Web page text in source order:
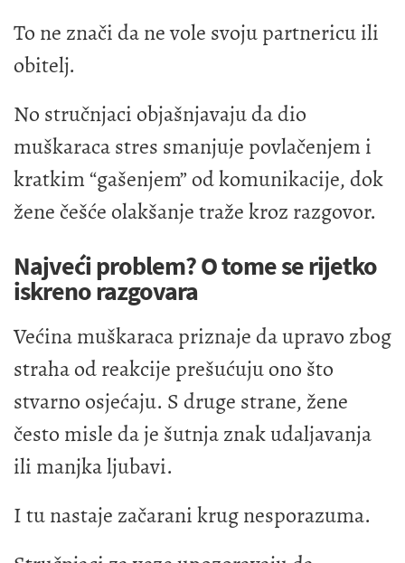
To ne znači da ne vole svoju partnericu ili
obitelj.
No stručnjaci objašnjavaju da dio
muškaraca stres smanjuje povlačenjem i
kratkim “gašenjem” od komunikacije, dok
žene češće olakšanje traže kroz razgovor.
Najveći problem? O tome se rijetko
iskreno razgovara
Većina muškaraca priznaje da upravo zbog
straha od reakcije prešućuju ono što
stvarno osjećaju. S druge strane, žene
često misle da je šutnja znak udaljavanja
ili manjka ljubavi.
I tu nastaje začarani krug nesporazuma.